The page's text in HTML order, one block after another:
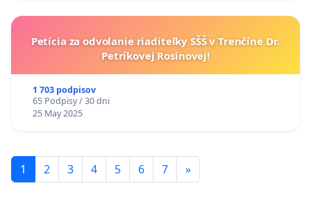
Petícia za odvolanie riaditeľky SŠŠ v Trenčíne Dr.
Petríkovej Rosinovej!
1 703 podpisov
65 Podpisy / 30 dni
25 May 2025
1 2 3 4 5 6 7 »